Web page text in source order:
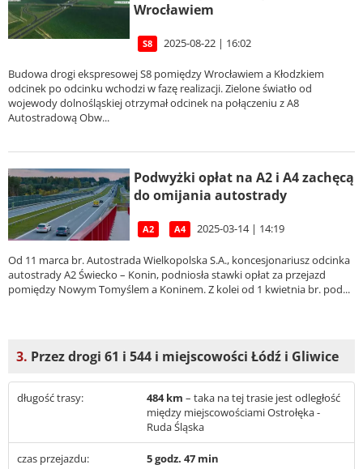
Wrocławiem
S8 2025-08-22 | 16:02
Budowa drogi ekspresowej S8 pomiędzy Wrocławiem a Kłodzkiem
odcinek po odcinku wchodzi w fazę realizacji. Zielone światło od
wojewody dolnośląskiej otrzymał odcinek na połączeniu z A8
Autostradową Obw...
Podwyżki opłat na A2 i A4 zachęcą
do omijania autostrady
A2 A4 2025-03-14 | 14:19
Od 11 marca br. Autostrada Wielkopolska S.A., koncesjonariusz odcinka
autostrady A2 Świecko – Konin, podniosła stawki opłat za przejazd
pomiędzy Nowym Tomyślem a Koninem. Z kolei od 1 kwietnia br. pod...
3. Przez drogi 61 i 544 i miejscowości Łódź i Gliwice
długość trasy: 484 km – taka na tej trasie jest odległość
między miejscowościami Ostrołęka -
Ruda Śląska
czas przejazdu: 5 godz. 47 min